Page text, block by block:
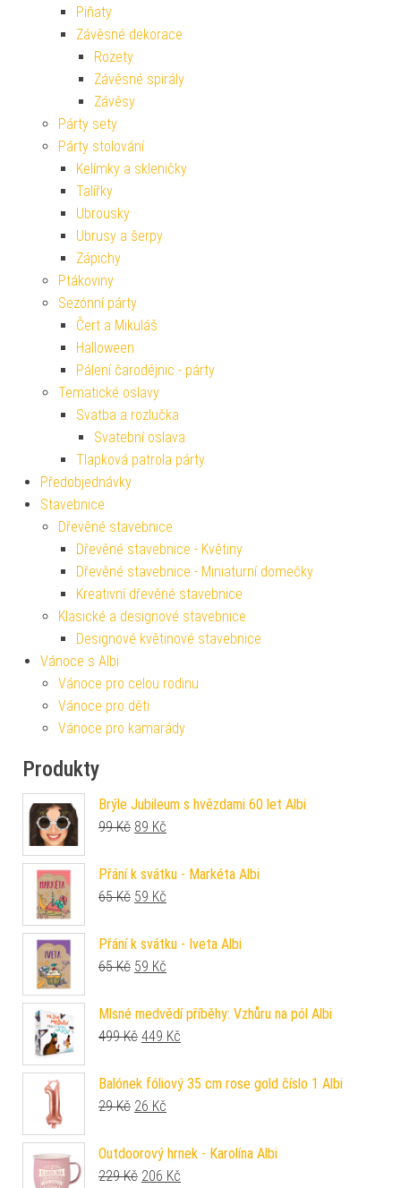
Piňaty
Závěsné dekorace
Rozety
Závěsné spirály
Závěsy
Párty sety
Párty stolování
Kelímky a skleničky
Talířky
Ubrousky
Ubrusy a šerpy
Zápichy
Ptákoviny
Sezónní párty
Čert a Mikuláš
Halloween
Pálení čarodějnic - párty
Tematické oslavy
Svatba a rozlučka
Svatební oslava
Tlapková patrola párty
Předobjednávky
Stavebnice
Dřevěné stavebnice
Dřevěné stavebnice - Květiny
Dřevěné stavebnice - Miniaturní domečky
Kreativní dřevěné stavebnice
Klasické a designové stavebnice
Designové květinové stavebnice
Vánoce s Albi
Vánoce pro celou rodinu
Vánoce pro děti
Vánoce pro kamarády
Produkty
Brýle Jubileum s hvězdami 60 let Albi
99Kč Původní cena byla: 99 Kč.
89 Kč
Přání k svátku - Markéta Albi
65Kč Původní cena byla: 65 Kč.
59 Kč
Přání k svátku - Iveta Albi
65Kč Původní cena byla: 65 Kč.
59 Kč
Mlsné medvědí příběhy: Vzhůru na pól Albi
499Kč Původní cena byla: 499 Kč.
449 Kč
Balónek fóliový 35 cm rose gold číslo 1 Albi
29Kč Původní cena byla: 29 Kč.
26 Kč
Outdoorový hrnek - Karolína Albi
229Kč Původní cena byla: 229 Kč.
206 Kč